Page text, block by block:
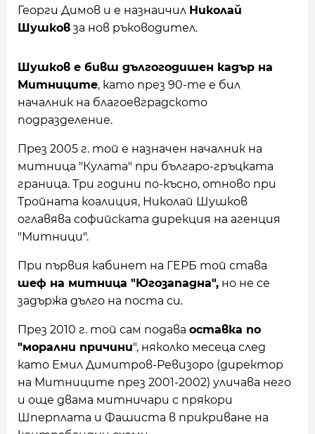
Георги Димов и е назнаичил Николай
Шушков за нов ръководител.
Шушков е бивш дългогодишен кадър на
Митниците, като през 90-те е бил
началник на благоевградското
подразделение.
През 2005 г. той е назначен началник на
митница "Кулата" при българо-гръцката
граница. Три години по-късно, отново при
Тройната коалиция, Николай Шушков
оглавява софийската дирекция на агенция
"Митници".
При първия кабинет на ГЕРБ той става
шеф на митница "Югозападна", но не се
задържа дълго на поста си.
През 2010 г. той сам подава оставка по
"морални причини", няколко месеца след
като Емил Димитров-Ревизоро (директор
на Митниците през 2001-2002) уличава него
и още двама митничари с прякори
Шперплата и Фашиста в прикриване на